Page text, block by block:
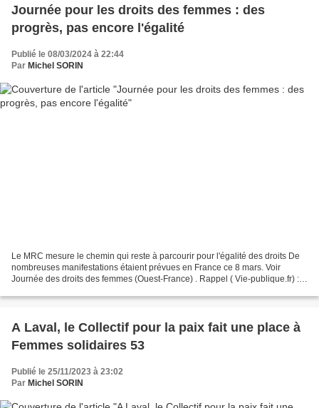
Journée pour les droits des femmes : des
progrès, pas encore l'égalité
Publié le 08/03/2024 à 22:44
Par Michel SORIN
Le MRC mesure le chemin qui reste à parcourir pour l'égalité des droits De
nombreuses manifestations étaient prévues en France ce 8 mars. Voir
Journée des droits des femmes (Ouest-France) . Rappel ( Vie-publique.fr) :
A Laval, le Collectif pour la paix fait une place à
Femmes solidaires 53
Publié le 25/11/2023 à 23:02
Par Michel SORIN